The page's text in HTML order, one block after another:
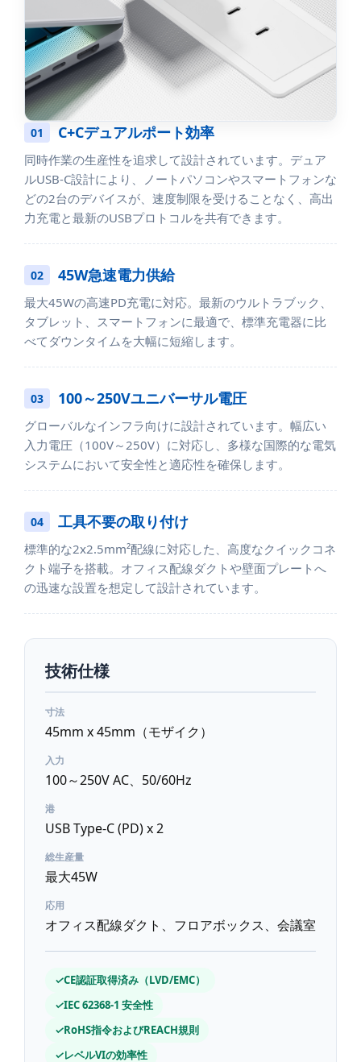
01 C+Cデュアルポート効率
同時作業の生産性を追求して設計されています。デュア
ルUSB-C設計により、ノートパソコンやスマートフォンな
どの2台のデバイスが、速度制限を受けることなく、高出
力充電と最新のUSBプロトコルを共有できます。
02 45W急速電力供給
最大45Wの高速PD充電に対応。最新のウルトラブック、
タブレット、スマートフォンに最適で、標準充電器に比
べてダウンタイムを大幅に短縮します。
03 100～250Vユニバーサル電圧
グローバルなインフラ向けに設計されています。幅広い
入力電圧（100V～250V）に対応し、多様な国際的な電気
システムにおいて安全性と適応性を確保します。
04 工具不要の取り付け
標準的な2x2.5mm²配線に対応した、高度なクイックコネ
クト端子を搭載。オフィス配線ダクトや壁面プレートへ
の迅速な設置を想定して設計されています。
技術仕様
寸法
45mm x 45mm（モザイク）
入力
100～250V AC、50/60Hz
港
USB Type-C (PD) x 2
総生産量
最大45W
応用
オフィス配線ダクト、フロアボックス、会議室
✓CE認証取得済み（LVD/EMC）
✓IEC 62368-1 安全性
✓RoHS指令およびREACH規則
✓レベルVIの効率性